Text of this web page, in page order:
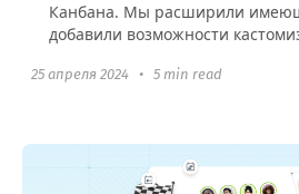
Канбана. Мы расширили
добавили возможности
25 апреля 2024 • 5 min read